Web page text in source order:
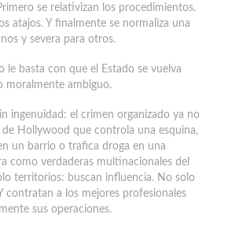
se relativizan los procedimientos.
atajos. Y finalmente se normaliza una
y severa para otros.
le basta con que el Estado se vuelva
moralmente ambiguo.
ingenuidad: el crimen organizado ya no
de Hollywood que controla una esquina,
un barrio o trafica droga en una
como verdaderas multinacionales del
territorios: buscan influencia. No solo
contratan a los mejores profesionales
sus operaciones.